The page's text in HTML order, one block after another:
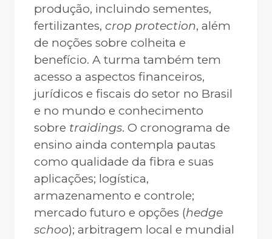
produção, incluindo sementes,
fertilizantes, crop protection, além
de noções sobre colheita e
benefício. A turma também tem
acesso a aspectos financeiros,
jurídicos e fiscais do setor no Brasil
e no mundo e conhecimento
sobre traidings. O cronograma de
ensino ainda contempla pautas
como qualidade da fibra e suas
aplicações; logística,
armazenamento e controle;
mercado futuro e opções (hedge
schoo); arbitragem local e mundial